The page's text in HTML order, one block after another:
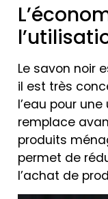
Le savon noir
il est très
l’eau pour
remplace
produits
permet de
l’achat de